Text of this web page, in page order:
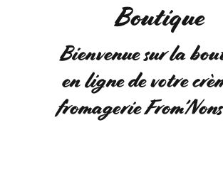
Boutique
Bienvenue sur la
en ligne de votre
fromagerie